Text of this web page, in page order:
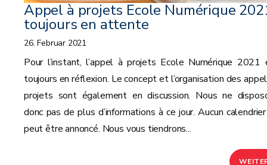
Appel à projets Ecole Numérique
toujours en attente
26. Februar 2021
Pour l’instant, l’appel à projets Ecole Numérique 2021
toujours en réflexion. Le concept et l’organisation des
projets sont également en discussion. Nous ne
donc pas de plus d’informations à ce jour. Aucun
peut être annoncé. Nous vous tiendrons...